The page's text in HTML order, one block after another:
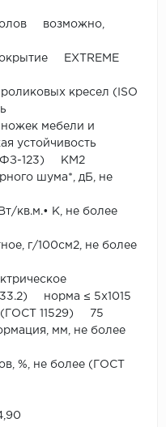
возможно,
EXTREME
кресел (ISO
ножек мебели и
устойчивость
(ФЗ-123) КМ2
шума*, дБ, не
кв.м.• К, не более
г/100см2, не более
норма ≤ 5x1015
(ГОСТ 11529) 75
мм, не более
%, не более (ГОСТ